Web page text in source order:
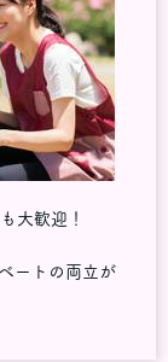
大歓迎！
ートの両立が